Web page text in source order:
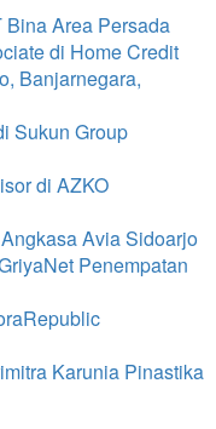
Area Persada
di Home Credit
Banjarnegara,
Sukun Group
di AZKO
Avia Sidoarjo
Penempatan
Karunia Pinastika